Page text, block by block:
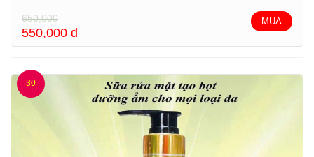
650,000
550,000 đ
MUA
30